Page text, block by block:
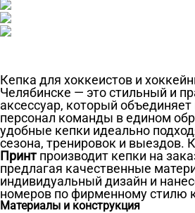
Кепка для хоккеистов и
Челябинске — это стильный и
аксессуар, который объединяет
персонал команды в едином
удобные кепки идеально
сезона, тренировок и выездов.
Принт производит кепки на
предлагая качественные
индивидуальный дизайн и
номеров по фирменному стилю
Материалы и конструкция